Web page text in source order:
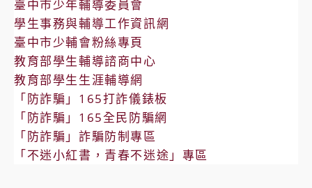
臺中市少年輔導委員會
學生事務與輔導工作資訊網
臺中市少輔會粉絲專頁
教育部學生輔導諮商中心
教育部學生生涯輔導網
「防詐騙」165打詐儀錶板
「防詐騙」165全民防騙網
「防詐騙」詐騙防制專區
「不迷小紅書，青春不迷途」專區